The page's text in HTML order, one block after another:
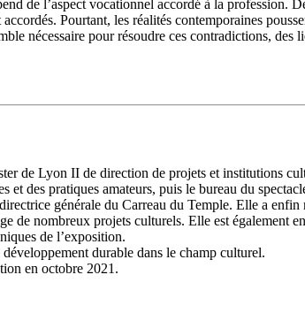
de l’aspect vocationnel accordé à la profession.
Pourtant, les réalités contemporaines
nécessaire pour résoudre ces contradictions, des
de Lyon II de direction de projets et institutions
des pratiques amateurs, puis le bureau du
générale du Carreau du Temple. Elle a
nombreux projets culturels. Elle est également
de l’exposition.
durable dans le champ culturel.
en octobre 2021.